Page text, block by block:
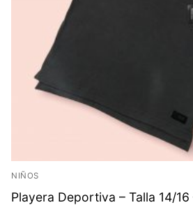
NIÑOS
Playera Deportiva – Talla 14/